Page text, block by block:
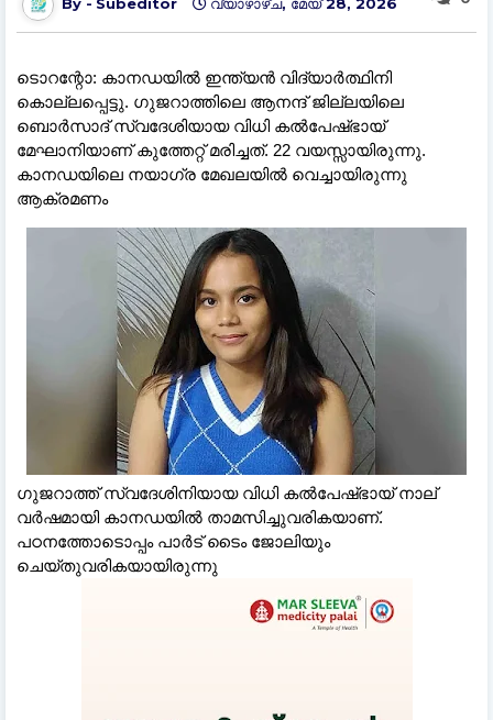
ടൊറന്റോ: കാനഡയില്‍ ഇന്ത്യന്‍ വിദ്യാര്‍ത്ഥിനി
കൊല്ലപ്പെട്ടു. ഗുജറാത്തിലെ ആനന്ദ് ജില്ലയിലെ
ബൊര്‍സാദ് സ്വദേശിയായ വിധി കല്‍പേഷ്ഭായ്
മേഘാനിയാണ് കുത്തേറ്റ് മരിച്ചത്. 22 വയസ്സായിരുന്നു.
കാനഡയിലെ നയാഗ്ര മേഖലയില്‍ വെച്ചായിരുന്നു
ആക്രമണം
ഗുജറാത്ത് സ്വദേശിനിയായ വിധി കല്‍പേഷ്ഭായ് നാല്
വര്‍ഷമായി കാനഡയില്‍ താമസിച്ചുവരികയാണ്.
പഠനത്തോടൊപ്പം പാര്‍ട് ടൈം ജോലിയും
ചെയ്തുവരികയായിരുന്നു